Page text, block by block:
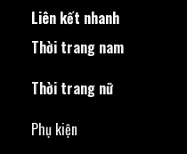
Liên kết nhanh
Thời trang nam
Thời trang nữ
Phụ kiện